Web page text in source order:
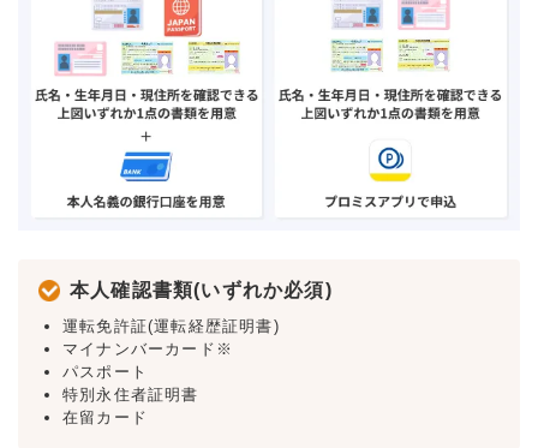
本人確認書類(いずれか必須)
運転免許証(運転経歴証明書)
マイナンバーカード※
パスポート
特別永住者証明書
在留カード